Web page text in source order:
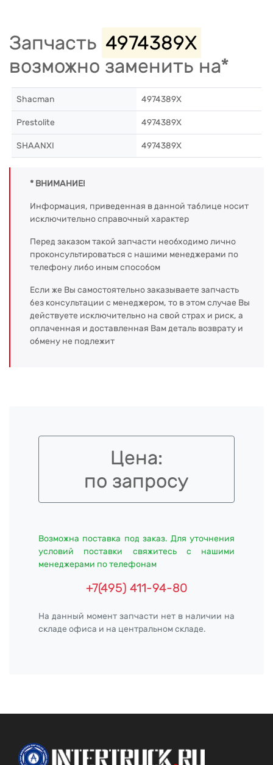
Запчасть 4974389X
возможно заменить на*
Shacman 4974389X
Prestolite 4974389X
SHAANXI 4974389X
* ВНИМАНИЕ!
Информация, приведенная в данной таблице носит
исключительно справочный характер
Перед заказом такой запчасти необходимо лично
проконсультироваться с нашими менеджерами по
телефону либо иным способом
Если же Вы самостоятельно заказываете запчасть
без консультации с менеджером, то в этом случае Вы
действуете исключительно на свой страх и риск, а
оплаченная и доставленная Вам деталь возврату и
обмену не подлежит
Цена:
по запросу
Возможна поставка под заказ. Для уточнения
условий поставки свяжитесь с нашими
менеджерами по телефонам
+7(495) 411-94-80
На данный момент запчасти нет в наличии на
складе офиса и на центральном складе.